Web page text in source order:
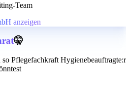
Team
anzeigen
🤫
Pflegefachkraft Hygienebeauftragte:r